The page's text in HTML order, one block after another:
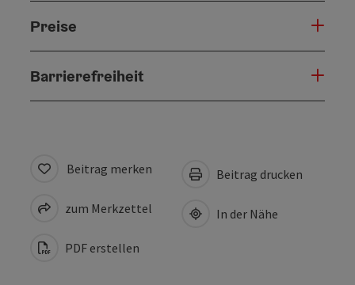
Preise
Barrierefreiheit
Beitrag merken
zum Merkzettel
PDF erstellen
Beitrag drucken
In der Nähe